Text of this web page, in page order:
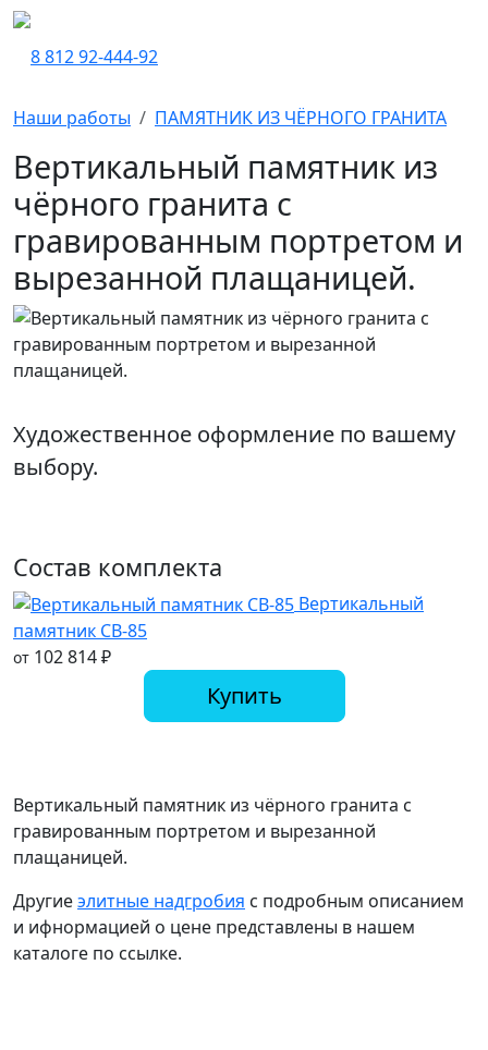
8 812 92-444-92
Наши работы ПАМЯТНИК ИЗ ЧЁРНОГО ГРАНИТА
Вертикальный памятник из
чёрного гранита с
гравированным портретом и
вырезанной плащаницей.
Художественное оформление по вашему
выбору.
Состав комплекта
Вертикальный
памятник СВ-85
от 102 814₽
Купить
Вертикальный памятник из чёрного гранита с
гравированным портретом и вырезанной
плащаницей.
Другиеэлитные надгробия с подробным описанием
и ифнормацией о цене представлены в нашем
каталоге по ссылке.